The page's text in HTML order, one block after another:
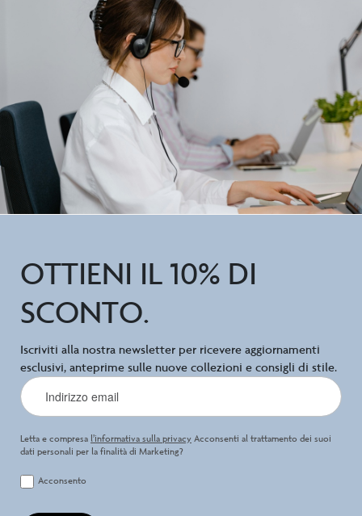
OTTIENI IL 10% DI
SCONTO.
Iscriviti alla nostra newsletter per ricevere aggiornamenti
esclusivi, anteprime sulle nuove collezioni e consigli di stile.
Letta e compresa l’informativa sulla privacy Acconsenti al trattamento dei suoi
dati personali per la finalità di Marketing?
Acconsento